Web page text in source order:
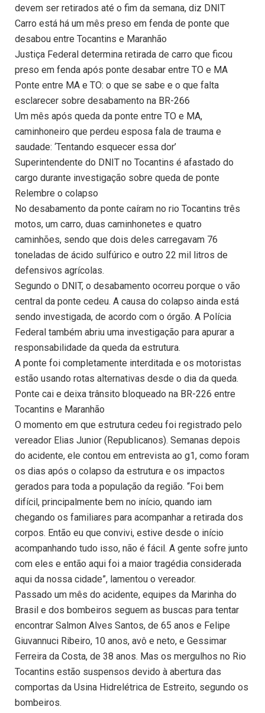
devem ser retirados até o fim da semana, diz DNIT
Carro está há um mês preso em fenda de ponte que
desabou entre Tocantins e Maranhão
Justiça Federal determina retirada de carro que ficou
preso em fenda após ponte desabar entre TO e MA
Ponte entre MA e TO: o que se sabe e o que falta
esclarecer sobre desabamento na BR-266
Um mês após queda da ponte entre TO e MA,
caminhoneiro que perdeu esposa fala de trauma e
saudade: ‘Tentando esquecer essa dor’
Superintendente do DNIT no Tocantins é afastado do
cargo durante investigação sobre queda de ponte
Relembre o colapso
No desabamento da ponte caíram no rio Tocantins três
motos, um carro, duas caminhonetes e quatro
caminhões, sendo que dois deles carregavam 76
toneladas de ácido sulfúrico e outro 22 mil litros de
defensivos agrícolas.
Segundo o DNIT, o desabamento ocorreu porque o vão
central da ponte cedeu. A causa do colapso ainda está
sendo investigada, de acordo com o órgão. A Polícia
Federal também abriu uma investigação para apurar a
responsabilidade da queda da estrutura.
A ponte foi completamente interditada e os motoristas
estão usando rotas alternativas desde o dia da queda.
Ponte cai e deixa trânsito bloqueado na BR-226 entre
Tocantins e Maranhão
O momento em que estrutura cedeu foi registrado pelo
vereador Elias Junior (Republicanos). Semanas depois
do acidente, ele contou em entrevista ao g1, como foram
os dias após o colapso da estrutura e os impactos
gerados para toda a população da região. “Foi bem
difícil, principalmente bem no início, quando iam
chegando os familiares para acompanhar a retirada dos
corpos. Então eu que convivi, estive desde o início
acompanhando tudo isso, não é fácil. A gente sofre junto
com eles e então aqui foi a maior tragédia considerada
aqui da nossa cidade”, lamentou o vereador.
Passado um mês do acidente, equipes da Marinha do
Brasil e dos bombeiros seguem as buscas para tentar
encontrar Salmon Alves Santos, de 65 anos e Felipe
Giuvannuci Ribeiro, 10 anos, avô e neto, e Gessimar
Ferreira da Costa, de 38 anos. Mas os mergulhos no Rio
Tocantins estão suspensos devido à abertura das
comportas da Usina Hidrelétrica de Estreito, segundo os
bombeiros.